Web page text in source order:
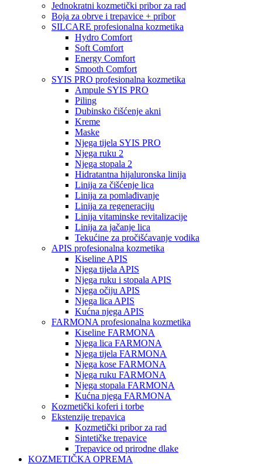
Jednokratni kozmetički pribor za rad
Boja za obrve i trepavice + pribor
SILCARE profesionalna kozmetika
Hydro Comfort
Soft Comfort
Energy Comfort
Smooth Comfort
SYIS PRO profesionalna kozmetika
Ampule SYIS PRO
Piling
Dubinsko čišćenje akni
Kreme
Maske
Njega tijela SYIS PRO
Njega ruku 2
Njega stopala 2
Hidratantna hijaluronska linija
Linija za čišćenje lica
Linija za pomlađivanje
Linija za regeneraciju
Linija vitaminske revitalizacije
Linija za jačanje lica
Tekućine za pročišćavanje vodika
APIS profesionalna kozmetika
Kiseline APIS
Njega tijela APIS
Njega ruku i stopala APIS
Njega očiju APIS
Njega lica APIS
Kućna njega APIS
FARMONA profesionalna kozmetika
Kiseline FARMONA
Njega lica FARMONA
Njega tijela FARMONA
Njega kose FARMONA
Njega ruku FARMONA
Njega stopala FARMONA
Kućna njega FARMONA
Kozmetički koferi i torbe
Ekstenzije trepavica
Kozmetički pribor za rad
Sintetičke trepavice
Trepavice od prirodne dlake
KOZMETIČKA OPREMA